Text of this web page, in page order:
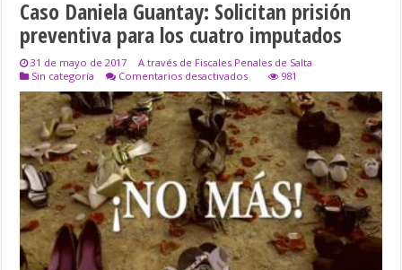
Caso Daniela Guantay: Solicitan prisión
preventiva para los cuatro imputados
31 de mayo de 2017
A través de Fiscales Penales de Salta
Sin categoría
Comentarios desactivadosen
Caso
Daniela
Guantay:
Solicitan
prisión
preventiva
para
los
cuatro
imputados
981